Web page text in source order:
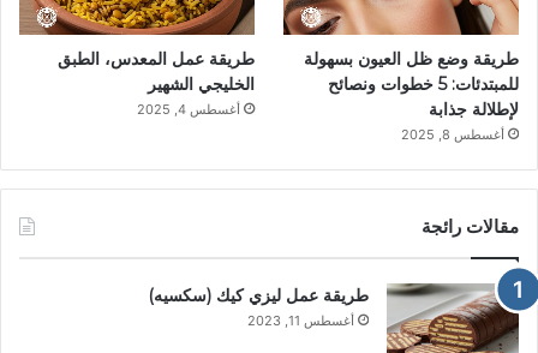
طريقة وضع ظل العيون بسهولة
للمبتدئات: 5 خطوات ونصائح
لإطلالة جذابة
أغسطس 8, 2025
طريقة عمل المعدس، الطبق
الخليجي الشهير
أغسطس 4, 2025
مقالات رائجة
طريقة عمل ليزي كيك (سكسيه)
أغسطس 11, 2023